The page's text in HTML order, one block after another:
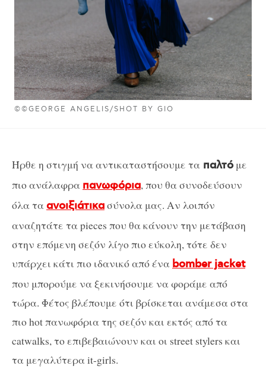
©©GEORGE ANGELIS/SHOT BY GIO
Ήρθε η στιγμή να αντικαταστήσουμε τα παλτόμε
πιο ανάλαφρα πανωφόρια, που θα συνοδεύσουν
όλα ταανοιξιάτικασύνολα μας. Αν λοιπόν
αναζητάτε τα pieces που θα κάνουν την μετάβαση
στην επόμενη σεζόν λίγο πιο εύκολη, τότε δεν
υπάρχει κάτι πιο ιδανικό από ένα bomber jacket
που μπορούμε να ξεκινήσουμε να φοράμε από
τώρα. Φέτος βλέπουμε ότι βρίσκεται ανάμεσα στα
πιο hot πανωφόρια της σεζόν και εκτός από τα
catwalks, το επιβεβαιώνουν και οι street stylers και
τα μεγαλύτερα it-girls.